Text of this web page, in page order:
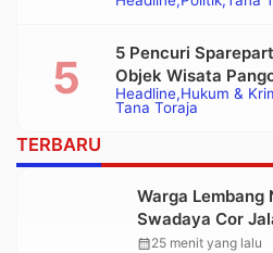
Bupati Tana Toraja
Headline Hukum &
Tana Toraja
5 Pencuri
Objek Wisata
Polisi
TERBARU
Warga Lembang
Swadaya Cor
Jembatan
calendar_month25 menit yang lalu